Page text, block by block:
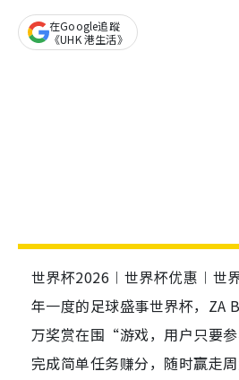
在Google追蹤
《UHK 港生活》
世界杯2026︱世界杯优惠︱世
年一度的足球盛事世界杯，ZA
万奖赏在围“游戏，用户只要
完成简单任务赚分，随时赢走